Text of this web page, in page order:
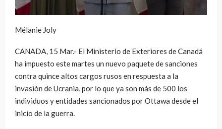
Mélanie Joly
CANADA, 15 Mar.- El Ministerio de Exteriores de Canadá
ha impuesto este martes un nuevo paquete de sanciones
contra quince altos cargos rusos en respuesta a la
invasión de Ucrania, por lo que ya son más de 500 los
individuos y entidades sancionados por Ottawa desde el
inicio de la guerra.